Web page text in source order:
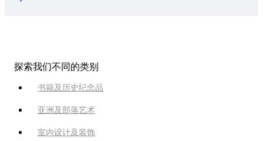
探索我们不同的类别
书籍及历史纪念品
亚洲及部落艺术
室内设计及装饰